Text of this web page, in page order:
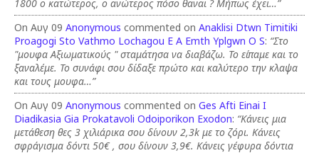
1800 ο κατώτερος, ο ανώτερος πόσο θαναι ? Μήπως έχει…”
On Αυγ 09 Anonymous commented on Anaklisi Dtwn Timitiki
Proagogi Sto Vathmo Lochagou E A Emth Yplgwn O S: “Στο
"μουφα Αξιωματικούς " σταμάτησα να διαβάζω. Το είπαμε και το
ξαναλέμε. Το συνάφι σου δίδαξε πρώτο και καλύτερο την κλαψα
και τους μουφα…”
On Αυγ 09 Anonymous commented on Ges Afti Einai I
Diadikasia Gia Prokatavoli Odoiporikon Exodon: “Κάνεις μια
μετάθεση θες 3 χιλιάρικα σου δίνουν 2,3k με το ζόρι. Κάνεις
σφράγισμα δόντι 50€ , σου δίνουν 3,9€. Κάνεις γέφυρα δόντια